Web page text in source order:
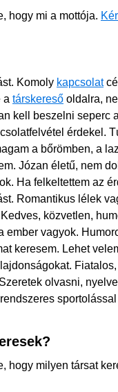
hogy mi a mottója.
Komoly kapcsolat
a társkereső oldalra,
kell beszelni seperc
érdekel.
a bőrömben, a
Józan életű, nem
Ha felkeltettem az
Romantikus lélek
közvetlen,
ember vagyok.
keresem. Lehet
olvasni,
hogy milyen társat